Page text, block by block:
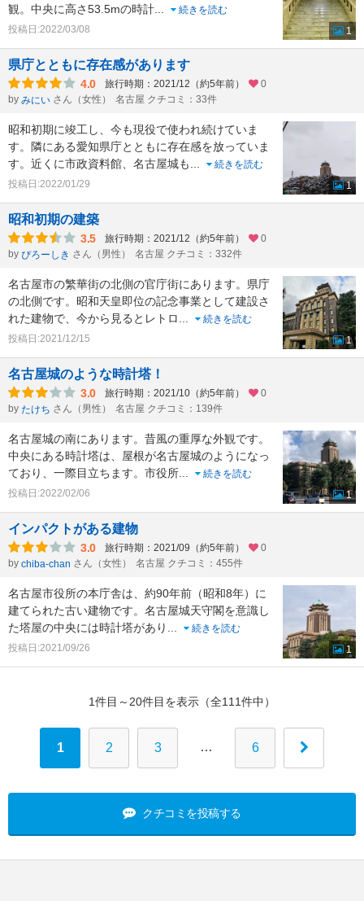
観。中央に高さ53.5mの時計
続きを読む
投稿日:2022/03/08
1
県庁とともに存在感があります
4.0 旅行時期：2021/12（約5年前）
0
by みにい さん（女性） 名古屋 クチコミ：33件
昭和初期に竣工し、今も現役で使われ続けていま
す。隣にある愛知県庁とともに存在感を放っていま
す。近くに市政資料館、名古屋城も
続きを読む
投稿日:2022/01/29
1
昭和初期の建築
3.5 旅行時期：2021/12（約5年前）
0
by ぴろーしき さん（男性） 名古屋 クチコミ：332件
名古屋市の繁華街の北側の官庁街にあります。県庁
の北側です。昭和天皇即位の記念事業として建設さ
れた建物で、今から見るとレトロ
続きを読む
投稿日:2021/12/15
1
名古屋城のような時計塔！
3.0 旅行時期：2021/10（約5年前）
0
by たけち さん（男性） 名古屋 クチコミ：139件
名古屋城の南にあります。昔風の重厚な外観です。
中央にある時計塔は、屋根が名古屋城のようになっ
ており、一際目立ちます。市役所
続きを読む
投稿日:2022/02/06
1
インパクトがある建物
3.0 旅行時期：2021/09（約5年前）
0
by chiba-chan さん（女性） 名古屋 クチコミ：455件
名古屋市役所の本庁舎は、約90年前（昭和8年）に
建てられた古い建物です。名古屋城天守閣を意識し
た塔屋の中央には時計塔があり
続きを読む
投稿日:2021/09/26
1
1件目～20件目を表示（全111件中）
1 2 3 … 6
クチコミを投稿する